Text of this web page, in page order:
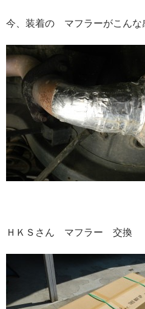
今、装着の マフラーがこんな
ＨＫＳさん マフラー 交換